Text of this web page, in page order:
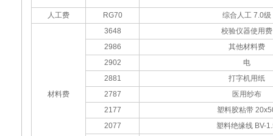
人工费 RG70 综合人工 7.0级
材料费
3648
校验仪器使用费
2986
其他材料费
2902
电
2881
打字机用纸
2787
医用纱布
2177
塑料胶粘带
2077
塑料绝缘线 BV-